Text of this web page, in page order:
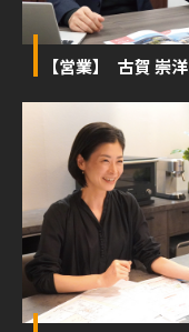
【営業】 古賀 崇洋